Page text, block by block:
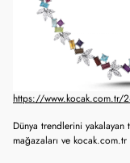
https://www.kocak.com.tr/
Dünya trendlerini yakalayan
mağazaları ve